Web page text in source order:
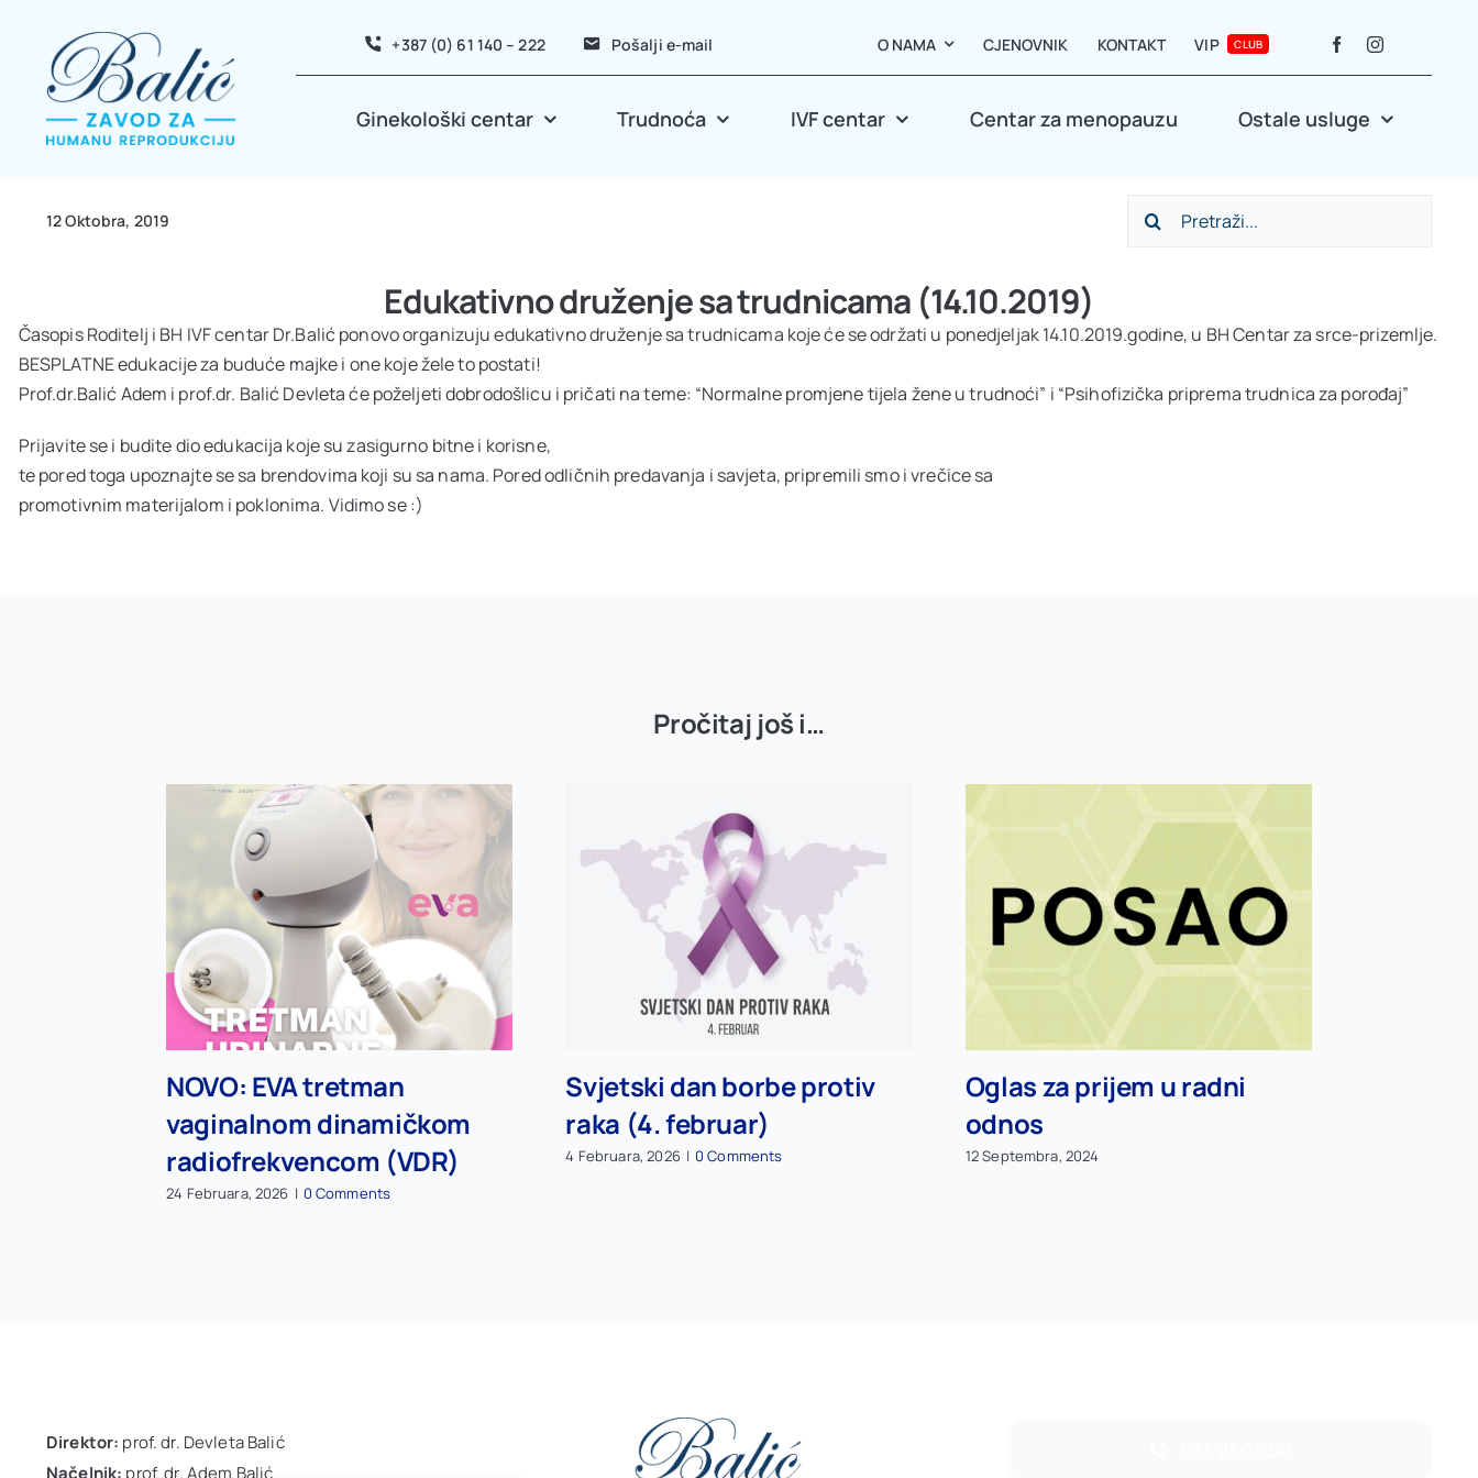
content
+387 (0) 61 140 – 222 Pošalji e-mail O NAMA CJENOVNIK KONTAKT VIP CLUB
Ginekološki centar Trudnoća IVF centar Centar za menopauzu Ostale usluge
12 Oktobra, 2019
Search
Edukativno druženje sa trudnicama (14.10.2019)
Časopis Roditelj i BH IVF centar Dr.Balić ponovo organizuju edukativno druženje sa trudnicama koje će se održati u ponedjeljak 14.10.2019.godine, u BH Centar za srce-prizemlje.
BESPLATNE edukacije za buduće majke i one koje žele to postati!
Prof.dr.Balić Adem i prof.dr. Balić Devleta će poželjeti dobrodošlicu i pričati na teme: “Normalne promjene tijela žene u trudnoći” i “Psihofizička priprema trudnica za porođaj”
Prijavite se i budite dio edukacija koje su zasigurno bitne i korisne,
te pored toga upoznajte se sa brendovima koji su sa nama. Pored odličnih predavanja i savjeta, pripremili smo i vrečice sa
promotivnim materijalom i poklonima. Vidimo se :)
Pročitaj još i…
NOVO: EVA tretman
vaginalnom dinamičkom
radiofrekvencom (VDR)
24 Februara, 2026 | 0 Comments
Svjetski dan borbe protiv
raka (4. februar)
4 Februara, 2026 | 0 Comments
Oglas za prijem u radni
odnos
12 Septembra, 2024
Direktor: prof. dr. Devleta Balić
Načelnik: prof. dr. Adem Balić